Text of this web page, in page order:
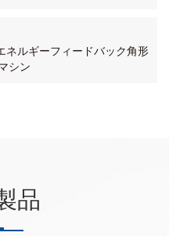
ネルギーフィードバック角形
シン
品